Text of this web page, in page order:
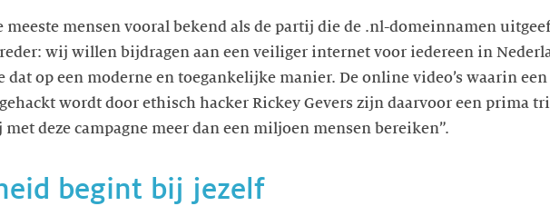
meeste mensen vooral bekend als de partij die de .nl-domeinnamen
wij willen bijdragen aan een veiliger internet voor iedereen in
dat op een moderne en toegankelijke manier. De online video’s waarin een
wordt door ethisch hacker Rickey Gevers zijn daarvoor een prima
deze campagne meer dan een miljoen mensen bereiken”.
begint bij jezelf